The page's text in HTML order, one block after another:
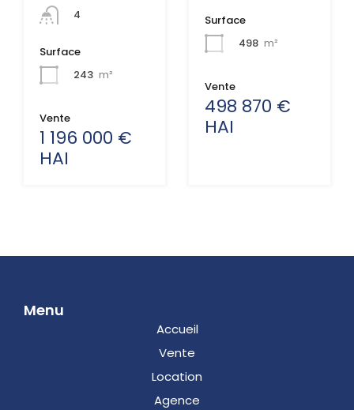
4
Surface
243 m²
Vente
1 196 000 €
HAI
Surface
498 m²
Vente
498 870 €
HAI
Menu
Accueil
Vente
Location
Agence